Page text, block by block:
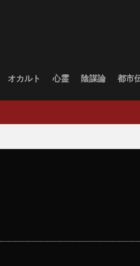
オカルト 心霊 陰謀論 都市